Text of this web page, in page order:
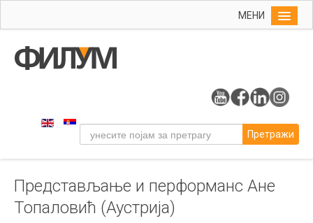
МЕНИ
Упис
Уметност
Музичка уметност
Примењена и ликовна уметност
Претражи
Представљање и перформанс Ане
Топаловић (Аустрија)